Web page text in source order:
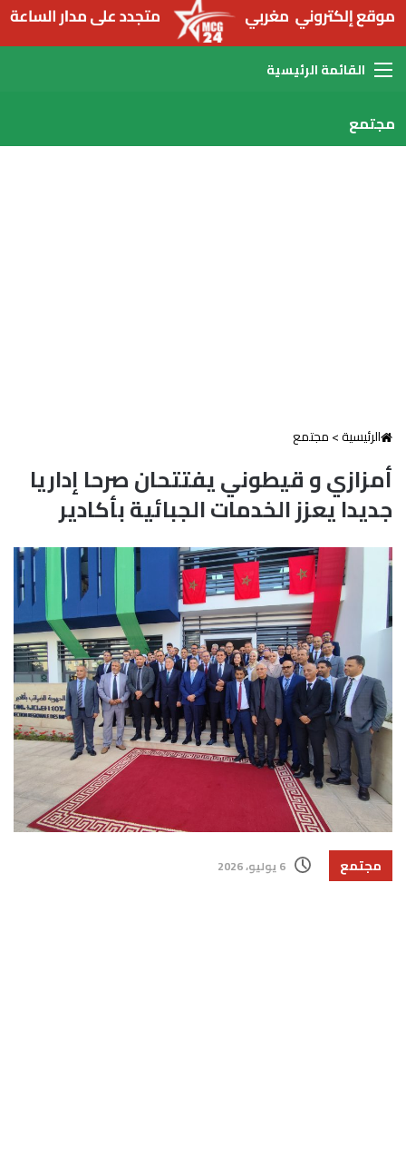
القائمة
مجتمع
الرئيسية>مجتمع
أمزازي و قيطوني يفتتحان صرحا إداريا
جديدا يعزز الخدمات الجبائية بأكادير
مجتمع 6 يوليو، 2026